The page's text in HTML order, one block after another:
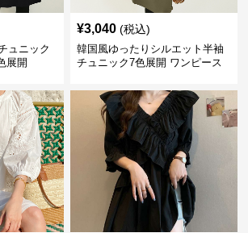
ュニック
展開
¥3,040 (税込)
韓国風ゆったりシルエット半袖
チュニック7色展開 ワンピース